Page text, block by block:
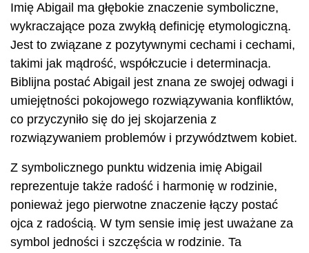
Imię Abigail ma głębokie znaczenie symboliczne,
wykraczające poza zwykłą definicję etymologiczną.
Jest to związane z pozytywnymi cechami i cechami,
takimi jak mądrość, współczucie i determinacja.
Biblijna postać Abigail jest znana ze swojej odwagi i
umiejętności pokojowego rozwiązywania konfliktów,
co przyczyniło się do jej skojarzenia z
rozwiązywaniem problemów i przywództwem kobiet.
Z symbolicznego punktu widzenia imię Abigail
reprezentuje także radość i harmonię w rodzinie,
ponieważ jego pierwotne znaczenie łączy postać
ojca z radością. W tym sensie imię jest uważane za
symbol jedności i szczęścia w rodzinie. Ta